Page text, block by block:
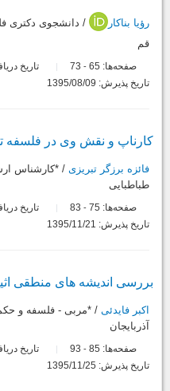
رؤیا بناکار
/ دانشجوى دکترى
قم
صفحه‌ها: 65
-
تاریخ دریافت:
تاریخ پذیرش: 1395/08/09
کارناپ و نقش وى در فلسفه
فائزه برزگر تبریزی / *کارشناس
طباطبایی
صفحه‌ها: 75
-
تاریخ دریافت:
تاریخ پذیرش: 1395/11/21
بررسى اندیشه هاى منطقى
اکبر فایدئی / *مربی - فلسفه و
آذربایجان
صفحه‌ها: 85
-
تاریخ دریافت:
تاریخ پذیرش: 1395/11/25